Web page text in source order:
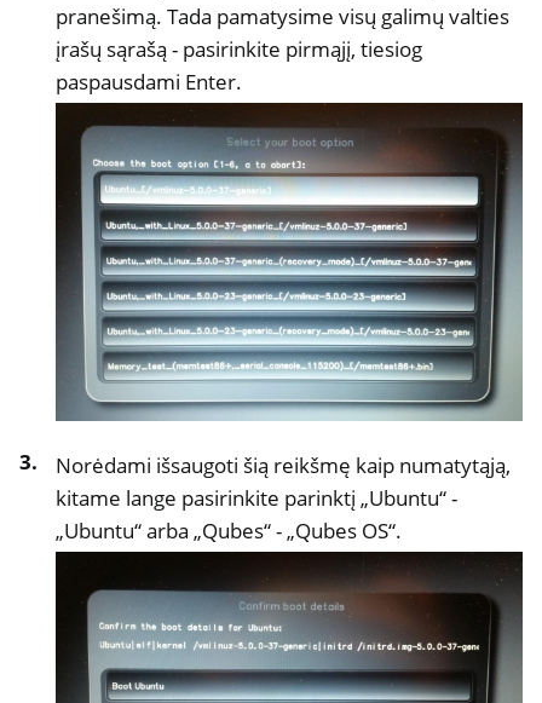
pranešimą. Tada pamatysime visų galimų valties
įrašų sąrašą - pasirinkite pirmąjį, tiesiog
paspausdami Enter.
Norėdami išsaugoti šią reikšmę kaip numatytąją,
kitame lange pasirinkite parinktį „Ubuntu“ -
„Ubuntu“ arba „Qubes“ - „Qubes OS“.